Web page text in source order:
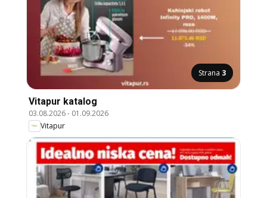
Strana 3
Vitapur katalog
03.08.2026- 01.09.2026
Vitapur